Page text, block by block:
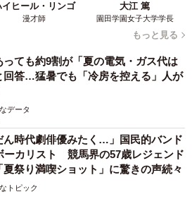
イヒール・リンゴ
漫才師
大江 篤
園田学園女子大学学長
もっと見る
っても約9割が「夏の電気・ガス代は
回答…猛暑でも「冷房を控える」人が
データ
ん時代劇俳優みたく…」国民的バンド
ーカリスト 競馬界の57歳レジェンド
夏祭り満喫ショット」に驚きの声続々
トピック